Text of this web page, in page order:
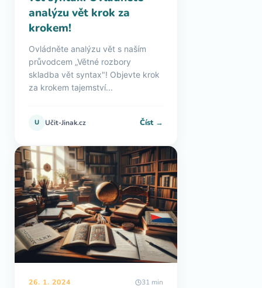
analýzu vět krok za
krokem!
Ovládněte analýzu vět s naším
průvodcem „Větné rozbory
skladba vět syntax"! Objevte krok
za krokem tajemství...
U Učit-Jinak.cz Číst →
26. 1. 2024 31 min